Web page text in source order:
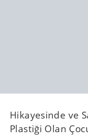
Hikayesinde ve
Plastiği Olan